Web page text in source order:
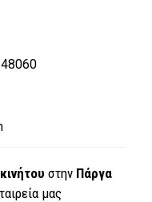
στην Πάργα
μας